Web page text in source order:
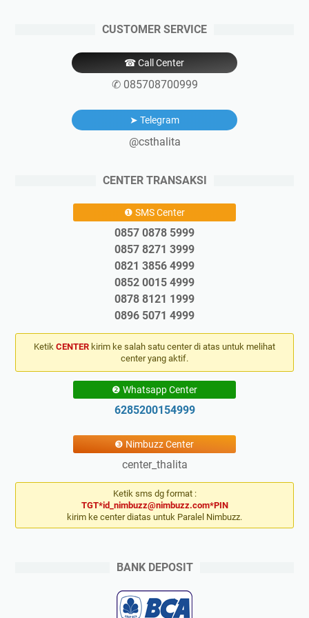
CUSTOMER SERVICE
☎ Call Center
✆ 085708700999
➤ Telegram
@csthalita
CENTER TRANSAKSI
❶ SMS Center
0857 0878 5999
0857 8271 3999
0821 3856 4999
0852 0015 4999
0878 8121 1999
0896 5071 4999
Ketik CENTER kirim ke salah satu center di atas untuk melihat
center yang aktif.
❷ Whatsapp Center
6285200154999
❸ Nimbuzz Center
center_thalita
Ketik sms dg format :
TGT*id_nimbuzz@nimbuzz.com*PIN
kirim ke center diatas untuk Paralel Nimbuzz.
BANK DEPOSIT